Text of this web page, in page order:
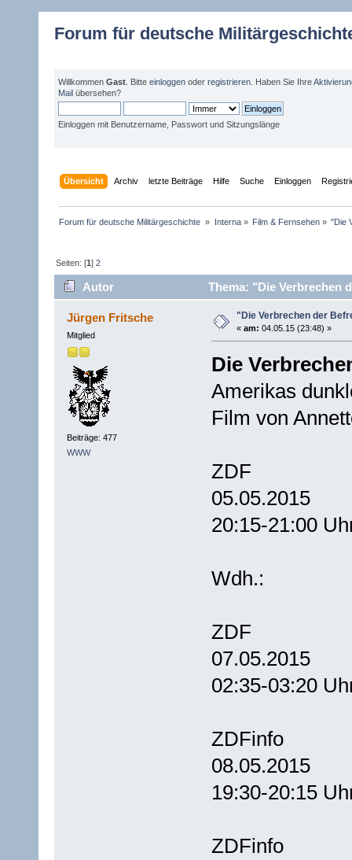
Forum für deutsche
Willkommen Gast . Bitte einloggen oder registrieren . Haben Sie Ihre
Mail übersehen?
Einloggen mit Benutzername, Passwort und Sitzungslänge
Übersicht Archiv letzte Beiträge Hilfe Suche Einloggen
Forum für deutsche Militärgeschichte » Interna» Film & Fernsehen» "Die
Seiten: [1]2
Autor Thema: "Die Verbrechen
Jürgen Fritsche
Mitglied
Beiträge: 477
WWW
"Die Verbrechen der
« am: 04.05.15 (23:48) »
Die
Amerikas
Film von
ZDF
05.05.2015
20:15-21:00
Wdh.:
ZDF
07.05.2015
02:35-03:20
ZDFinfo
08.05.2015
19:30-20:15
ZDFinfo